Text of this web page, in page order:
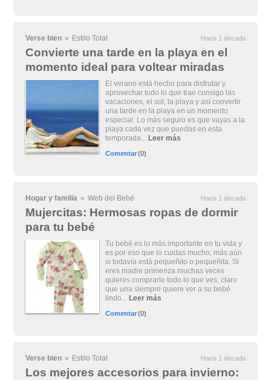
Verse bien » Estilo Total Hace 1 decada
Convierte una tarde en la playa en el
momento ideal para voltear miradas
El verano está hecho para disfrutar y
aprovechar todo lo que trae consigo las
vacaciones, el sol, la playa y así convertir
una tarde en la playa en un momento
especial. Lo más seguro es que vayas a la
playa cada vez que puedas en esta
temporada... Leer más
Comentar(0)
Hogar y familia » Web del Bebé Hace 1 decada
Mujercitas: Hermosas ropas de dormir
para tu bebé
Tu bebé es lo más importante en tu vida y
es por eso que lo cuidas mucho, más aún
si todavía está pequeñito o pequeñita. Si
eres madre primeriza muchas veces
quieres comprarle todo lo que ves, claro
que una siempre quiere ver a su bebé
lindo... Leer más
Comentar(0)
Verse bien » Estilo Total Hace 1 decada
Los mejores accesorios para invierno: